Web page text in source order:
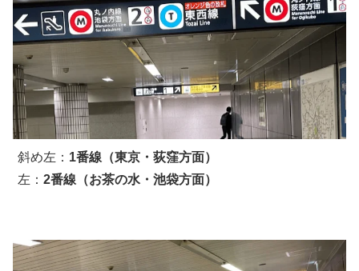
斜め左： 1番線（東京・荻窪方面）
左： 2番線（お茶の水・池袋方面）